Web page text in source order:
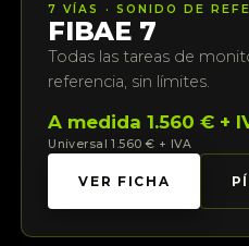
7 VÍAS · SONIDO DE
FIBAE 7
Todas las tareas de
referencia, sin límites.
A medida 1.560 € +
Universal 1.560 € + IVA
VER FICHA